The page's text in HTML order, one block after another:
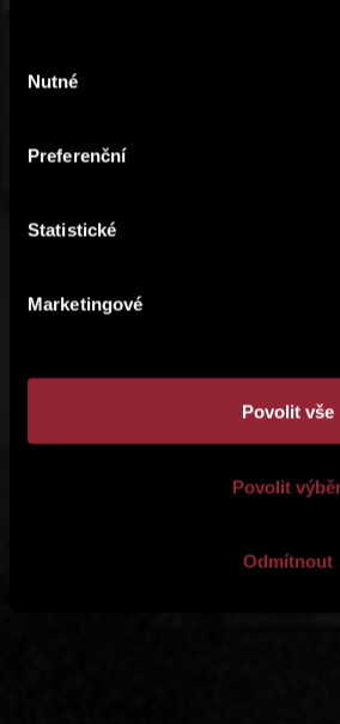
souhlasu
Nutné
Preferenční
Statistické
Marketingové
Povolit vše
Povolit
Odmítnout